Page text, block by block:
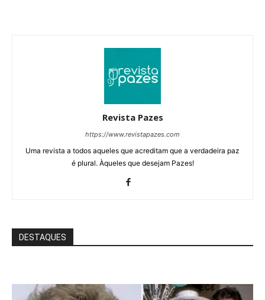
Revista Pazes
https://www.revistapazes.com
Uma revista a todos aqueles que acreditam que a verdadeira paz
é plural. Àqueles que desejam Pazes!
DESTAQUES